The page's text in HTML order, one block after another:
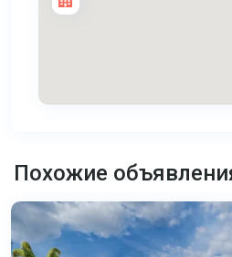
Похожие
Пхукет